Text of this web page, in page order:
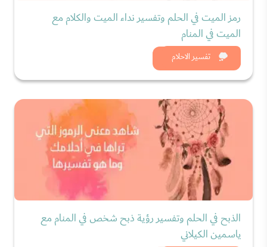
تفسير الاحلام
رمز الميت في الحلم وتفسير نداء الميت والكلام مع
الميت في المنام
شاهد الان
الذبح في الحلم وتفسير رؤية ذبح شخص في المنام مع
ياسمين الكيلاني